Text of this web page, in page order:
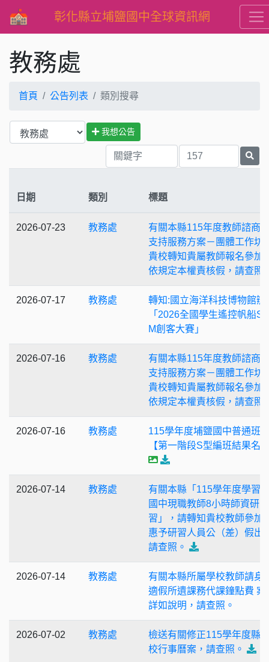
彰化縣立埔鹽國中全球資訊網
教務處
首頁 公告列表 類別搜尋
我想公告
日期 類別 標題
2026-07-23 教務處
有關本縣115年度教師諮商
支持服務方案－團體工作坊
貴校轉知貴屬教師報名參加
依規定本權責核假，請查照
2026-07-17 教務處
轉知:國立海洋科技博物館辦
「2026全國學生遙控帆船
M創客大賽」
2026-07-16 教務處
有關本縣115年度教師諮商
支持服務方案－團體工作坊
貴校轉知貴屬教師報名參加
依規定本權責核假，請查照
2026-07-16 教務處
115學年度埔鹽國中普通班
【第一階段S型編班結果名
2026-07-14 教務處
有關本縣「115學年度學習
國中現職教師8小時師資研
習」，請轉知貴校教師參加
惠予研習人員公（差）假出
請查照。
2026-07-14 教務處
有關本縣所屬學校教師請身
適假所遺課務代課鐘點費 案
詳如說明，請查照。
2026-07-02 教務處
檢送有關修正115學年度縣
校行事曆案，請查照。